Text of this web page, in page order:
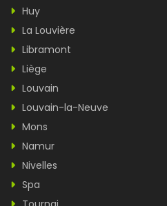
Huy
La Louvière
Libramont
Liège
Louvain
Louvain-la-Neuve
Mons
Namur
Nivelles
Spa